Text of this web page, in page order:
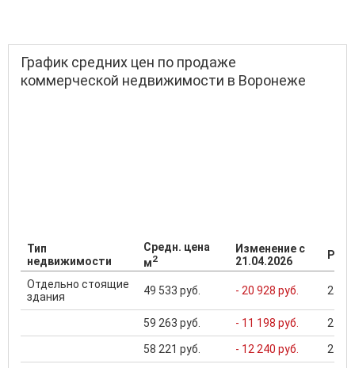
График средних цен по продаже
коммерческой недвижимости в Воронеже
Тип
недвижимости
Средн. цена
м2
Изменение с
21.04.2026
Отдельно стоящие
здания
49 533 руб. - 20 928 руб. 25
59 263 руб. - 11 198 руб. 25
58 221 руб. - 12 240 руб. 25